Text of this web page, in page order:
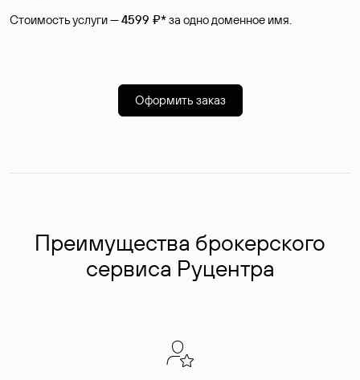
Стоимость услуги —4599 ₽*за одно доменное имя.
Оформить заказ
Преимущества брокерского
сервиса Руцентра